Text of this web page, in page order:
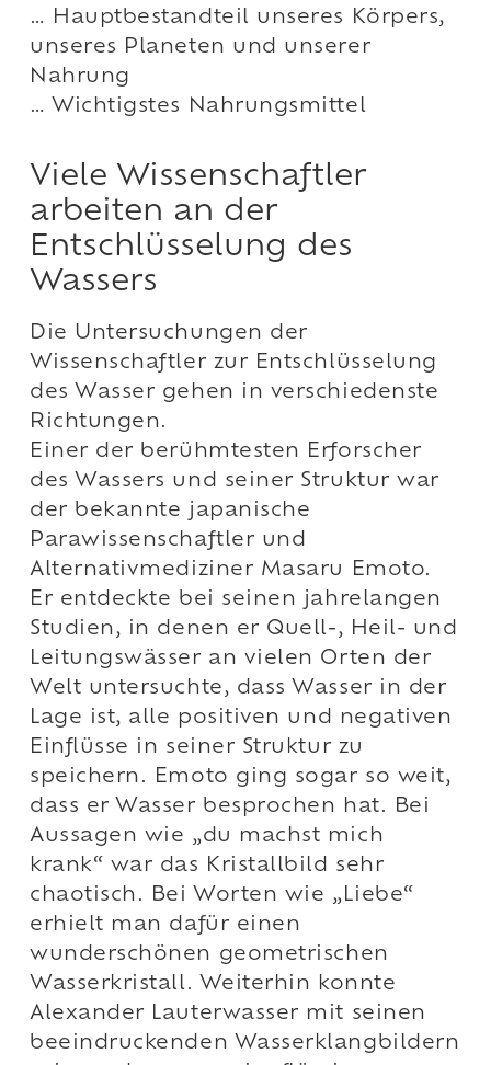
… Hauptbestandteil unseres Körpers,
unseres Planeten und unserer
Nahrung
… Wichtigstes Nahrungsmittel
Viele Wissenschaftler
arbeiten an der
Entschlüsselung des
Wassers
Die Untersuchungen der
Wissenschaftler zur Entschlüsselung
des Wasser gehen in verschiedenste
Richtungen.
Einer der berühmtesten Erforscher
des Wassers und seiner Struktur war
der bekannte japanische
Parawissenschaftler und
Alternativmediziner Masaru Emoto.
Er entdeckte bei seinen jahrelangen
Studien, in denen er Quell-, Heil- und
Leitungswässer an vielen Orten der
Welt untersuchte, dass Wasser in der
Lage ist, alle positiven und negativen
Einflüsse in seiner Struktur zu
speichern. Emoto ging sogar so weit,
dass er Wasser besprochen hat. Bei
Aussagen wie „du machst mich
krank“ war das Kristallbild sehr
chaotisch. Bei Worten wie „Liebe“
erhielt man dafür einen
wunderschönen geometrischen
Wasserkristall. Weiterhin konnte
Alexander Lauterwasser mit seinen
beeindruckenden Wasserklangbildern